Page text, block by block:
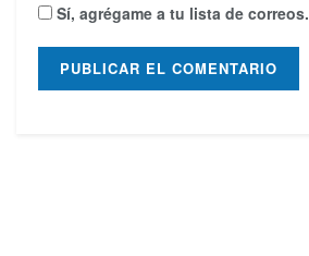
Sí, agrégame a tu lista de correos.